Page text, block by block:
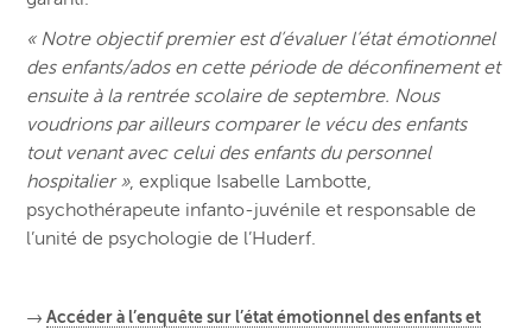
« Notre objectif premier est d’évaluer l’état émotionnel
des enfants/ados en cette période de déconfinement et
ensuite à la rentrée scolaire de septembre. Nous
voudrions par ailleurs comparer le vécu des enfants
tout venant avec celui des enfants du personnel
hospitalier », explique Isabelle Lambotte,
psychothérapeute infanto-juvénile et responsable de
l’unité de psychologie de l’Huderf.
→Accéder à l’enquête sur l’état émotionnel des enfants et